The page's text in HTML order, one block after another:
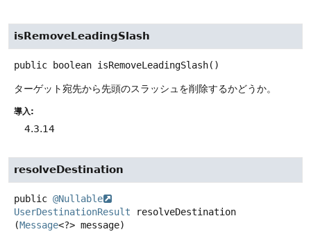
isRemoveLeadingSlash
public boolean isRemoveLeadingSlash()
ターゲット宛先から先頭のスラッシュを削除するかどうか。
導入:
4.3.14
resolveDestination
public @Nullable
UserDestinationResult
resolveDestination
(Message<?> message)